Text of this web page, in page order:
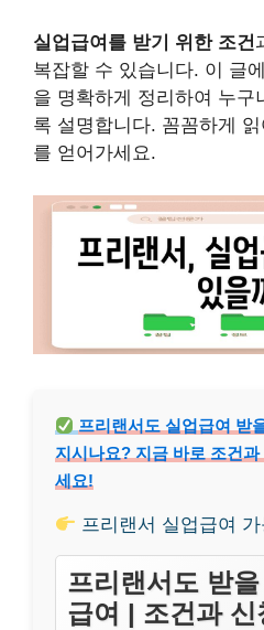
실업급여를 받기 위한 조건
복잡할 수 있습니다. 이 글
을 명확하게 정리하여 누구
록 설명합니다. 꼼꼼하게
를 얻어가세요.
프리랜서도 실업급여 받
지시나요? 지금 바로 조건
세요!
프리랜서 실업급여 가
프리랜서도 받
급여 | 조건과 신